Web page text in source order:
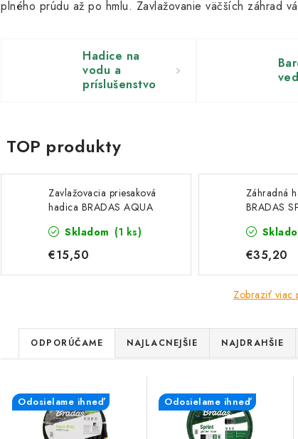
plného prúdu až po hmlu. Zavlažovanie väčších záhrad
Hadice na
vodu a
príslušenstvo
Zavlažovacia priesaková
hadica BRADAS AQUA
Skladom (1 ks)
€15,50
Záhradná
BRADAS
zelená
€35,20
Zobraziť viac
R
a
d
e
ODPORÚČAME NAJLACNEJŠIE NAJDRAHŠIE
VOdosielame ihneď Odosielame ihneď